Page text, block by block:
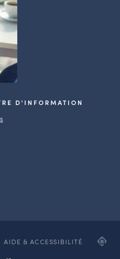
D'INFORMATION
AIDE & ACCESSIBILITÉ